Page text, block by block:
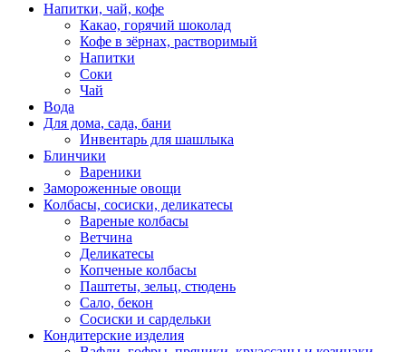
Напитки, чай, кофе
Какао, горячий шоколад
Кофе в зёрнах, растворимый
Напитки
Соки
Чай
Вода
Для дома, сада, бани
Инвентарь для шашлыка
Блинчики
Вареники
Замороженные овощи
Колбасы, сосиски, деликатесы
Вареные колбасы
Ветчина
Деликатесы
Копченые колбасы
Паштеты, зельц, стюдень
Сало, бекон
Сосиски и сардельки
Кондитерские изделия